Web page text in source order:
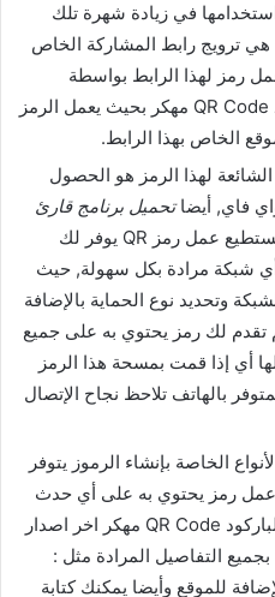
في زيادة شهرة تلك
هي ترويج رابط المشاركة الخاص
رمز لهذا الرابط بواسطة
تحميل برنامج قارئ الباركود QR Code مهكر بحيث يعمل الرمز
الخاص بهذا الرابط.
لهذا الرمز هو الحصول
فاي, أيضاتحميل برنامج قارئ
يجعلك تستطيع عمل رمز QR يوفر لك
أي شبكة مرادة بكل سهولة, حيث
وتحديد نوع الحماية بالإضافة
تقدم لك رمز يحتوي به على جميع
أي إذا قمت بمسحة هذا الرمز
بالهاتف تلاحظ نجاح الإتصال
الخاصة بإنشاء الرموز يتوفر
عمل رمز يحتوي به على أي حدث
ما بعد تحميل برنامج قارئ الباركود QR Code مهكر اخر اصدار
التفاصيل المرادة مثل :
للموقع وأيضا يمكنك كتابة